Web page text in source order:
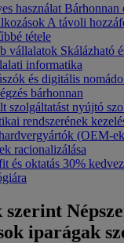
használat Bárhonnan
A távoli
tétele
vállalatok Skálázható
informatika
és digitális
bárhonnan
szolgáltatást nyújtó
rendszerének
(OEM-
racionalizálása
és oktatás 30%
szerint
iparágak